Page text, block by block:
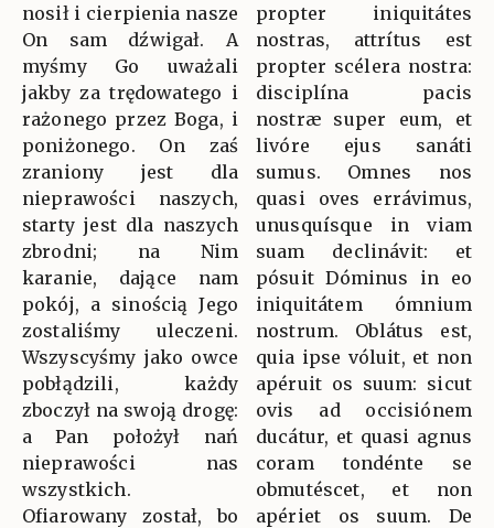
nosił i cierpienia nasze
On sam dźwigał. A
myśmy Go uważali
jakby za trędowatego i
rażonego przez Boga, i
poniżonego. On zaś
zraniony jest dla
nieprawości naszych,
starty jest dla naszych
zbrodni; na Nim
karanie, dające nam
pokój, a sinością Jego
zostaliśmy uleczeni.
Wszyscyśmy jako owce
pobłądzili, każdy
zboczył na swoją drogę:
a Pan położył nań
nieprawości nas
wszystkich.
Ofiarowany został, bo
propter iniquitátes
nostras, attrítus est
propter scélera nostra:
disciplína pacis
nostræ super eum, et
livóre ejus sanáti
sumus. Omnes nos
quasi oves errávimus,
unusquísque in viam
suam declinávit: et
pósuit Dóminus in eo
iniquitátem ómnium
nostrum. Oblátus est,
quia ipse vóluit, et non
apéruit os suum: sicut
ovis ad occisiónem
ducátur, et quasi agnus
coram tondénte se
obmutéscet, et non
apériet os suum. De